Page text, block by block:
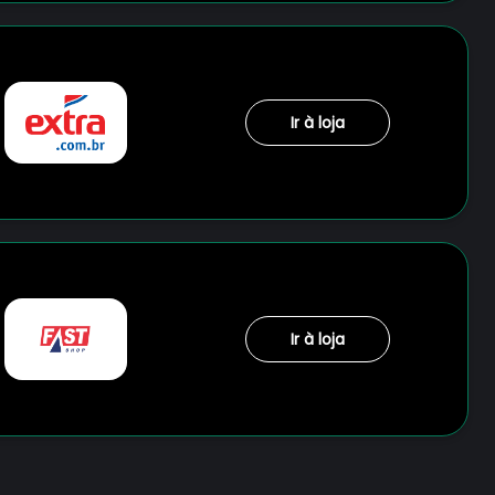
Ir à loja
Ir à loja